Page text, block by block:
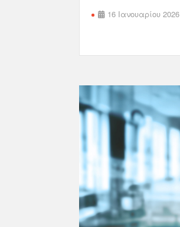
16 Ιανουαρίου 2026